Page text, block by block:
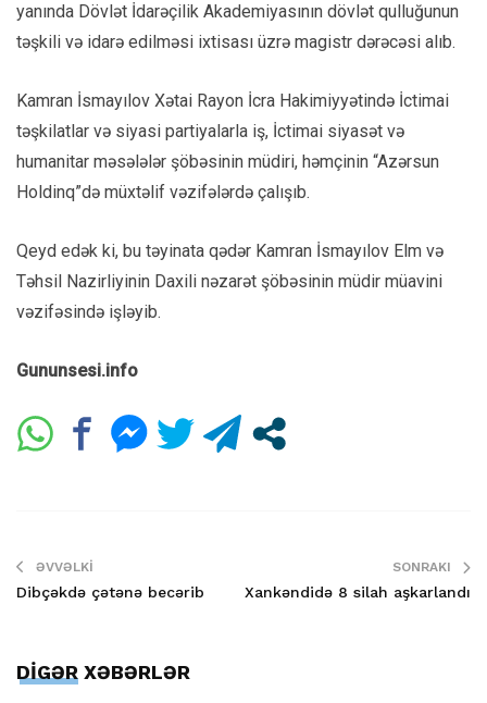
yanında Dövlət İdarəçilik Akademiyasının dövlət qulluğunun
təşkili və idarə edilməsi ixtisası üzrə magistr dərəcəsi alıb.
Kamran İsmayılov Xətai Rayon İcra Hakimiyyətində İctimai
təşkilatlar və siyasi partiyalarla iş, İctimai siyasət və
humanitar məsələlər şöbəsinin müdiri, həmçinin “Azərsun
Holdinq”də müxtəlif vəzifələrdə çalışıb.
Qeyd edək ki, bu təyinata qədər Kamran İsmayılov Elm və
Təhsil Nazirliyinin Daxili nəzarət şöbəsinin müdir müavini
vəzifəsində işləyib.
Gununsesi.info
ƏVVƏLKI
Dibçəkdə çətənə becərib
SONRAKI
Xankəndidə 8 silah aşkarlandı
DİGƏR XƏBƏRLƏR